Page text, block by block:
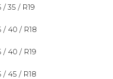
/ 35 / R19
/ 40 / R18
/ 40 / R19
/ 45 / R18